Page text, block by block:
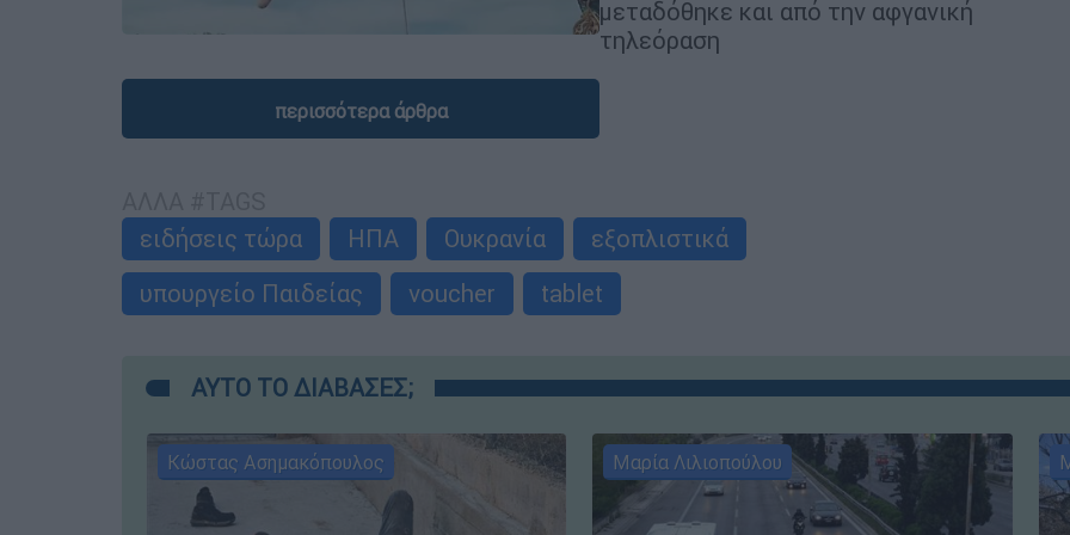
μεταδόθηκε και από την αφγανική
τηλεόραση
περισσότερα άρθρα
ειδήσεις τώρα
ΗΠΑ Ουκρανία
εξοπλιστικά
υπουργείο Παιδείας
voucher tablet
ΑΥΤΟ ΤΟ ΔΙΑΒΑΣΕΣ;
Κώστας Ασημακόπουλος Μαρία Λιλιοπούλου